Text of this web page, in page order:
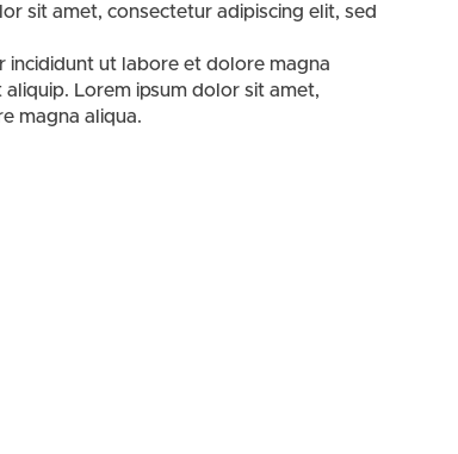
sit amet, consectetur adipiscing elit, sed
incididunt ut labore et dolore magna
aliquip. Lorem ipsum dolor sit amet,
magna aliqua.